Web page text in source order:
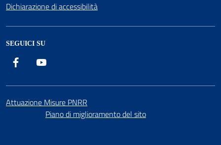
Dichiarazione di accessibilità
SEGUICI SU
Facebook
Attuazione Misure PNRR
Piano di miglioramento del sito